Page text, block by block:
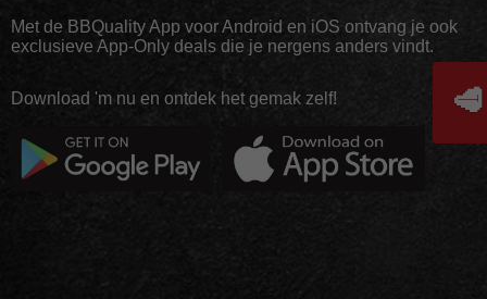
Met de BBQuality App voor Android en iOS ontvang je ook
exclusieve App-Only deals die je nergens anders vindt.
Download 'm nu en ontdek het gemak zelf! 🥩